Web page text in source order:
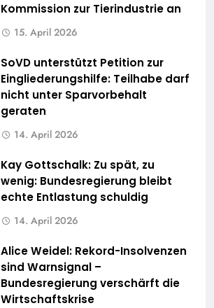
Kommission zur Tierindustrie an
15. April 2026
SoVD unterstützt Petition zur
Eingliederungshilfe: Teilhabe darf
nicht unter Sparvorbehalt
geraten
14. April 2026
Kay Gottschalk: Zu spät, zu
wenig: Bundesregierung bleibt
echte Entlastung schuldig
14. April 2026
Alice Weidel: Rekord-Insolvenzen
sind Warnsignal –
Bundesregierung verschärft die
Wirtschaftskrise